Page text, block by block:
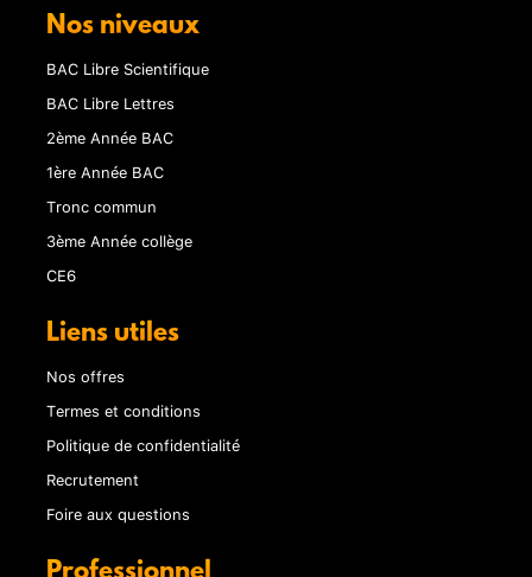
Nos niveaux
BAC Libre Scientifique
BAC Libre Lettres
2ème Année BAC
1ère Année BAC
Tronc commun
3ème Année collège
CE6
Liens utiles
Nos offres
Termes et conditions
Politique de confidentialité
Recrutement
Foire aux questions